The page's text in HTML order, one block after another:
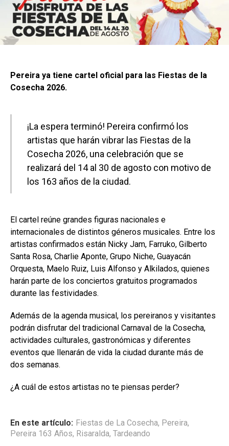
Pereira ya tiene cartel oficial para las Fiestas de la
Cosecha 2026.
¡La espera terminó! Pereira confirmó los
artistas que harán vibrar las Fiestas de la
Cosecha 2026, una celebración que se
realizará del 14 al 30 de agosto con motivo de
los 163 años de la ciudad.
El cartel reúne grandes figuras nacionales e
internacionales de distintos géneros musicales. Entre los
artistas confirmados están Nicky Jam, Farruko, Gilberto
Santa Rosa, Charlie Aponte, Grupo Niche, Guayacán
Orquesta, Maelo Ruiz, Luis Alfonso y Alkilados, quienes
harán parte de los conciertos gratuitos programados
durante las festividades.
Además de la agenda musical, los pereiranos y visitantes
podrán disfrutar del tradicional Carnaval de la Cosecha,
actividades culturales, gastronómicas y diferentes
eventos que llenarán de vida la ciudad durante más de
dos semanas.
¿A cuál de estos artistas no te piensas perder?
En este artículo: Fiestas de La Cosecha, Pereira,
Pereira 163 Años, Risaralda, Tardeando